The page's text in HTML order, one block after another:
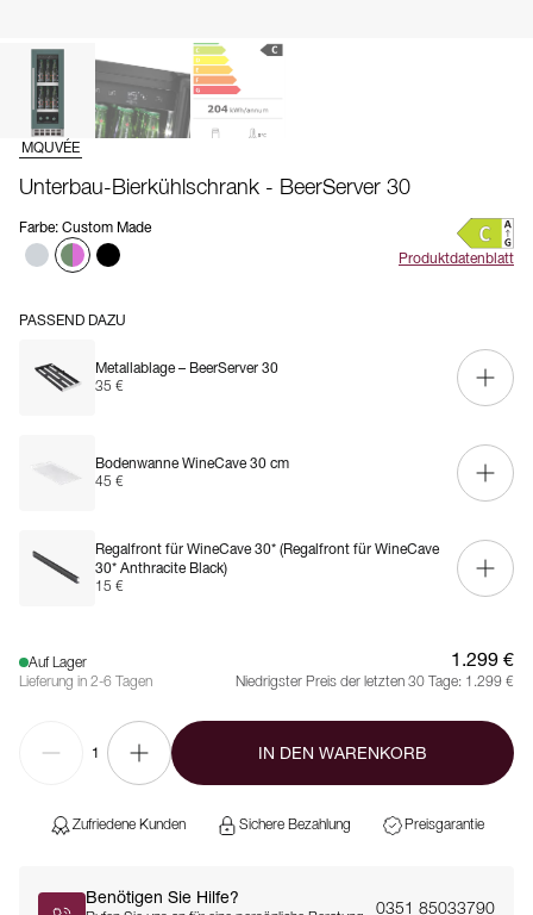
MQUVÉE
Unterbau-Bierkühlschrank - BeerServer 30
Farbe: Custom Made
Produktdatenblatt
PASSEND DAZU
Metallablage – BeerServer 30
35 €
Bodenwanne WineCave 30 cm
45 €
Regalfront für WineCave 30* (Regalfront für WineCave
30* Anthracite Black)
15 €
Auf Lager
Lieferung in 2-6 Tagen
1.299 €
Niedrigster Preis der letzten 30 Tage: 1.299 €
1 IN DEN WARENKORB
Zufriedene Kunden Sichere Bezahlung Preisgarantie
Benötigen Sie Hilfe?
0351 85033790